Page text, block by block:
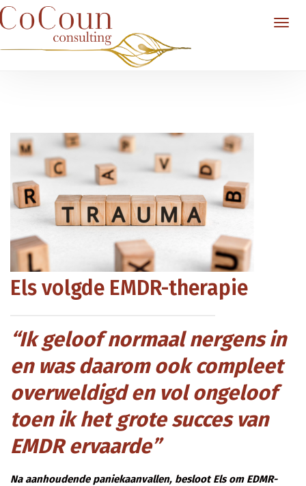
Els volgde EMDR-therapie
“Ik geloof normaal nergens in
en was daarom ook compleet
overweldigd en vol ongeloof
toen ik het grote succes van
EMDR ervaarde”
Na aanhoudende paniekaanvallen, besloot Els om EDMR-